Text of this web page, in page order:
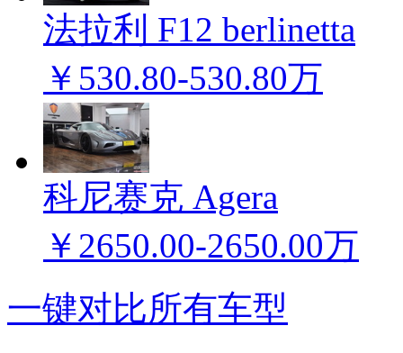
法拉利 F12 berlinetta
￥530.80-530.80万
科尼赛克 Agera
￥2650.00-2650.00万
一键对比所有车型